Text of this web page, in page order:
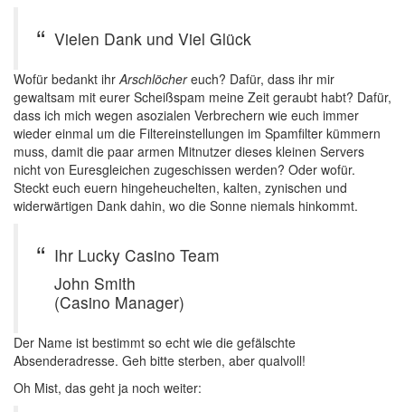
Vielen Dank und Viel Glück
Wofür bedankt ihrArschlöchereuch? Dafür, dass ihr mir
gewaltsam mit eurer Scheißspam meine Zeit geraubt habt? Dafür,
dass ich mich wegen asozialen Verbrechern wie euch immer
wieder einmal um die Filtereinstellungen im Spamfilter kümmern
muss, damit die paar armen Mitnutzer dieses kleinen Servers
nicht von Euresgleichen zugeschissen werden? Oder wofür.
Steckt euch euern hingeheuchelten, kalten, zynischen und
widerwärtigen Dank dahin, wo die Sonne niemals hinkommt.
Ihr Lucky Casino Team
John Smith
(Casino Manager)
Der Name ist bestimmt so echt wie die gefälschte
Absenderadresse. Geh bitte sterben, aber qualvoll!
Oh Mist, das geht ja noch weiter: